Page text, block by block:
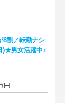
8割／転勤ナシ
)★男女活躍中♪
円